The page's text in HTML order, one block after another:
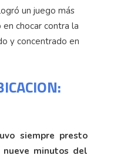
un juego más
chocar contra la
y concentrado en
siempre presto
minutos del